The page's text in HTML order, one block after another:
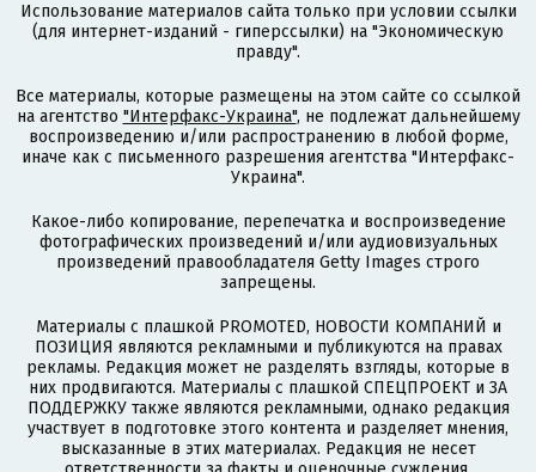
Использование материалов сайта только при условии ссылки
(для интернет-изданий - гиперссылки) на "Экономическую
правду".
Все материалы, которые размещены на этом сайте со ссылкой
на агентство "Интерфакс-Украина", не подлежат дальнейшему
воспроизведению и/или распространению в любой форме,
иначе как с письменного разрешения агентства "Интерфакс-
Украина".
Какое-либо копирование, перепечатка и воспроизведение
фотографических произведений и/или аудиовизуальных
произведений правообладателя Getty Images строго
запрещены.
Материалы с плашкой PROMOTED, НОВОСТИ КОМПАНИЙ и
ПОЗИЦИЯ являются рекламными и публикуются на правах
рекламы. Редакция может не разделять взгляды, которые в
них продвигаются. Материалы с плашкой СПЕЦПРОЕКТ и ЗА
ПОДДЕРЖКУ также являются рекламными, однако редакция
участвует в подготовке этого контента и разделяет мнения,
высказанные в этих материалах. Редакция не несет